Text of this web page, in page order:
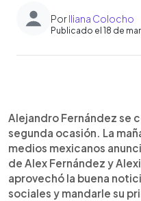
PorIliana Colocho
Publicado el 18 de
► Escuchar
Alejandro Fernández se
segunda ocasión. La
medios mexicanos
de Alex Fernández y
aprovechó la buena
sociales y mandarle su